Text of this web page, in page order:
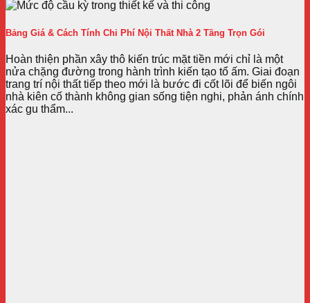
Bảng Giá & Cách Tính Chi Phí Nội Thất Nhà 2 Tầng Trọn Gói
Hoàn thiện phần xây thô kiến trúc mặt tiền mới chỉ là một
nửa chặng đường trong hành trình kiến tạo tổ ấm. Giai đoạn
trang trí nội thất tiếp theo mới là bước đi cốt lõi để biến ngôi
nhà kiên cố thành không gian sống tiện nghi, phản ánh chính
xác gu thẩm...